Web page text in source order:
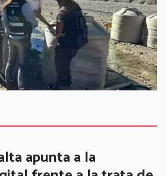
apunta a la